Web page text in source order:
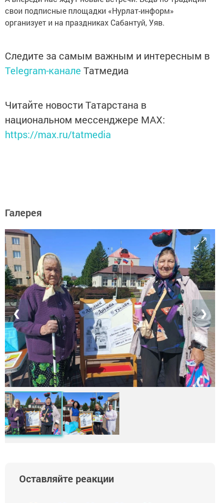
свои подписные площадки «Нурлат-информ»
организует и на праздниках Сабантуй, Уяв.
Следите за самым важным и интересным в
Telegram-канале Татмедиа
Читайте новости Татарстана в
национальном мессенджере MАХ:
https://max.ru/tatmedia
Галерея
❮ ❯
Оставляйте реакции